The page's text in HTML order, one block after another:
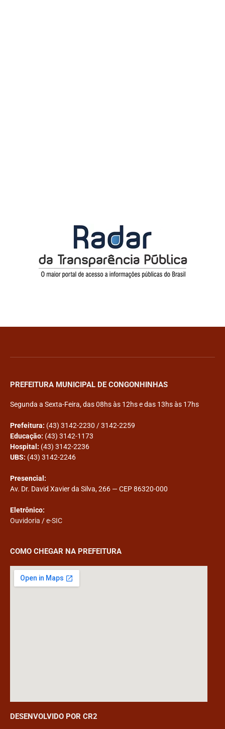
PREFEITURA MUNICIPAL DE CONGONHINHAS
Segunda a Sexta-Feira, das 08hs às 12hs e das 13hs às 17hs
Prefeitura: (43) 3142-2230 / 3142-2259
Educação: (43) 3142-1173
Hospital: (43) 3142-2236
UBS: (43) 3142-2246
Presencial:
Av. Dr. David Xavier da Silva, 266 — CEP 86320-000
Eletrônico:
Ouvidoria /e-SIC
COMO CHEGAR NA PREFEITURA
DESENVOLVIDO POR CR2